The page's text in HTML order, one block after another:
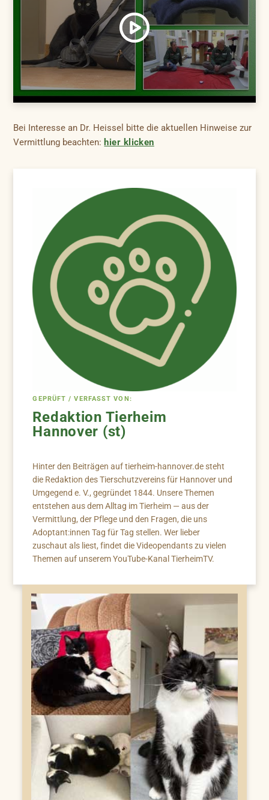
Bei Interesse an Dr. Heissel bitte die aktuellen Hinweise zur
Vermittlung beachten: hier klicken
GEPRÜFT / VERFASST VON:
Redaktion Tierheim
Hannover (st)
Hinter den Beiträgen auf tierheim-hannover.de steht
die Redaktion des Tierschutzvereins für Hannover und
Umgegend e. V., gegründet 1844. Unsere Themen
entstehen aus dem Alltag im Tierheim — aus der
Vermittlung, der Pflege und den Fragen, die uns
Adoptant:innen Tag für Tag stellen. Wer lieber
zuschaut als liest, findet die Videopendants zu vielen
Themen auf unserem YouTube-Kanal TierheimTV.